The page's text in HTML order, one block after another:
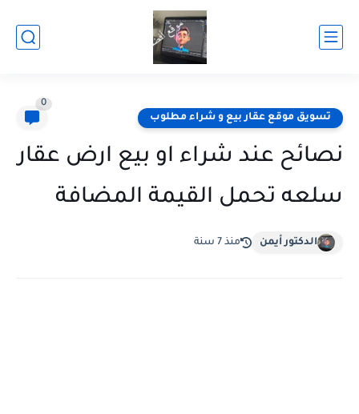
تسويق موقع عقار بيع و شراء مطلوب
0
نصائح عند شراء او بيع ارض عقار
سلعه تحمل القيمة المضافة
الدكتور أيمن منذ 7 سنة